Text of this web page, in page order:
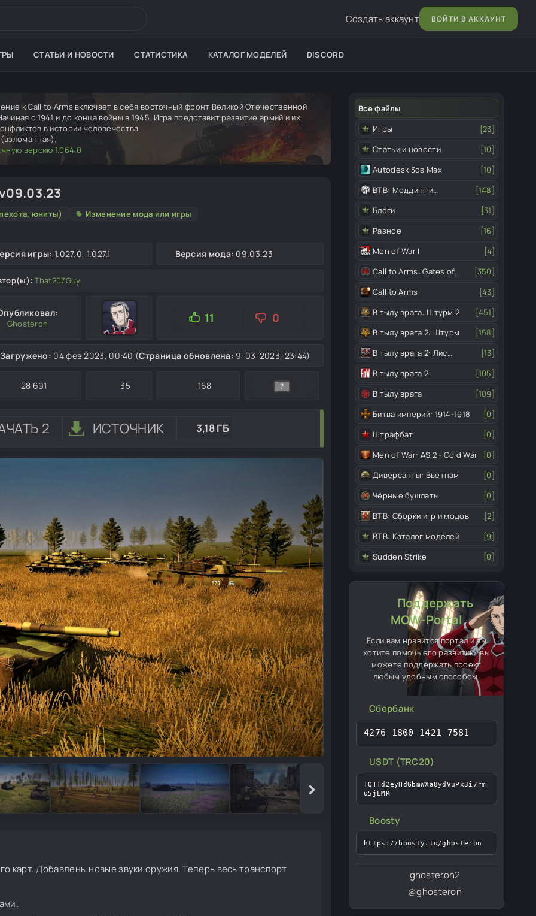
Создать аккаунт ВОЙТИ В АККАУНТ
СТАТЬИ И НОВОСТИ СТАТИСТИКА КАТАЛОГ МОДЕЛЕЙ DISCORD
к Call to Arms включает в себя восточный фронт Великой Отечественной
с 1941 и до конца войны в 1945. Игра представит развитие армий и их
в истории человечества.
версию 1.064.0
юниты) Изменение мода или игры
игры: 1.027.0, 1.027.1 Версия мода: 09.03.23
That207Guy
Ghosteron 11 0
Загружено: 04 фев 2023, 00:40 (Страница обновлена: 9-03-2023, 23:44)
28 691 35 168
2 ИСТОЧНИК 3,18 ГБ
›
карт. Добавлены новые звуки оружия. Теперь весь транспорт
Все файлы
Игры
[23]
Статьи и новости
[10]
Autodesk 3ds Max
[10]
ВТВ: Моддинг и
[148]
Блоги
[31]
Разное
[16]
Men of War II
[4]
Call to Arms: Gates of
[350]
Call to Arms
[43]
В тылу врага: Штурм 2
[451]
В тылу врага 2: Штурм
[158]
В тылу врага 2: Лис
[13]
В тылу врага 2
[105]
В тылу врага
[109]
Битва империй: 1914-1918
[0]
Штрафбат
[0]
Men of War: AS 2 - Cold War
[0]
Диверсанты: Вьетнам
[0]
Чёрные бушлаты
[0]
ВТВ: Сборки игр и модов
[2]
ВТВ: Каталог моделей
[9]
Sudden Strike
[0]
Поддержать
MOW-Portal
Если вам нравится портал и вы
хотите помочь его развитию, вы
можете поддержать проект
любым удобным способом.
Сбербанк
4276 1800 1421 7581
USDT (TRC20)
TQTTd2eyHdGbmWXa8ydVuPx3i7rm
u5jLMR
Boosty
https://boosty.to/ghosteron
ghosteron2
@ghosteron